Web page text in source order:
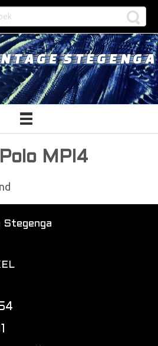
STEGENGA
MPI4
Stegenga